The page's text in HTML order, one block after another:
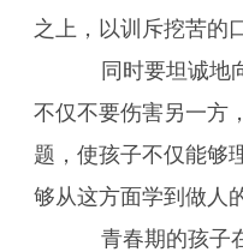
之上，以训斥挖苦的
同时要坦诚地向
不仅不要伤害另一方
题，使孩子不仅能够
够从这方面学到做人
青春期的孩子在